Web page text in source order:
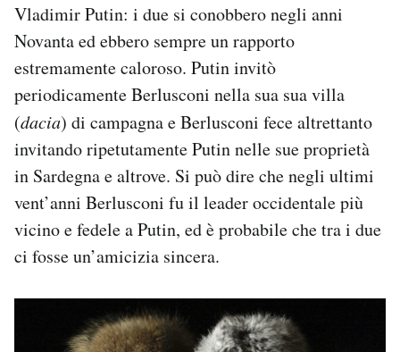
Vladimir Putin: i due si conobbero negli anni
Novanta ed ebbero sempre un rapporto
estremamente caloroso. Putin invitò
periodicamente Berlusconi nella sua sua villa
(dacia) di campagna e Berlusconi fece altrettanto
invitando ripetutamente Putin nelle sue proprietà
in Sardegna e altrove. Si può dire che negli ultimi
vent’anni Berlusconi fu il leader occidentale più
vicino e fedele a Putin, ed è probabile che tra i due
ci fosse un’amicizia sincera.